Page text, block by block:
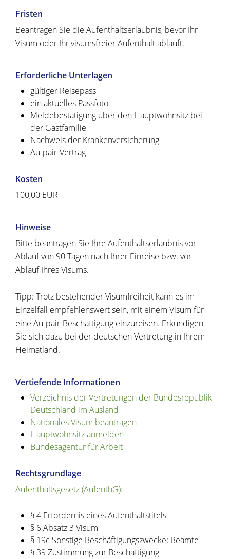
Fristen
Beantragen Sie die Aufenthaltserlaubnis, bevor Ihr
Visum oder Ihr visumsfreier Aufenthalt abläuft.
Erforderliche Unterlagen
gültiger Reisepass
ein aktuelles Passfoto
Meldebestätigung über den Hauptwohnsitz bei
der Gastfamilie
Nachweis der Krankenversicherung
Au-pair-Vertrag
Kosten
100,00 EUR
Hinweise
Bitte beantragen Sie Ihre Aufenthaltserlaubnis vor
Ablauf von 90 Tagen nach Ihrer Einreise bzw. vor
Ablauf Ihres Visums.
Tipp: Trotz bestehender Visumfreiheit kann es im
Einzelfall empfehlenswert sein, mit einem Visum für
eine Au-pair-Beschäftigung einzureisen. Erkundigen
Sie sich dazu bei der deutschen Vertretung in Ihrem
Heimatland.
Vertiefende Informationen
Verzeichnis der Vertretungen der Bundesrepublik
Deutschland im Ausland
Nationales Visum beantragen
Hauptwohnsitz anmelden
Bundesagentur für Arbeit
Rechtsgrundlage
Aufenthaltsgesetz (AufenthG):
§ 4 Erfordernis eines Aufenthaltstitels
§ 6 Absatz 3 Visum
§ 19c Sonstige Beschäftigungszwecke; Beamte
§ 39 Zustimmung zur Beschäftigung